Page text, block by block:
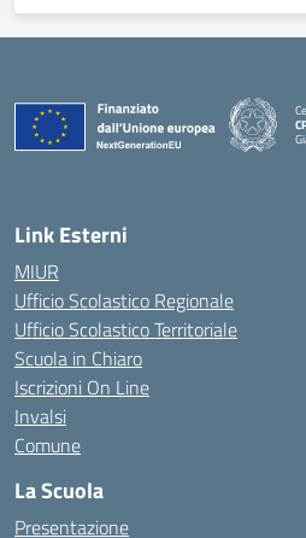
Link Esterni
MIUR
Ufficio Scolastico Regionale
Ufficio Scolastico Territoriale
Scuola in Chiaro
Iscrizioni On Line
Invalsi
Comune
La Scuola
Presentazione